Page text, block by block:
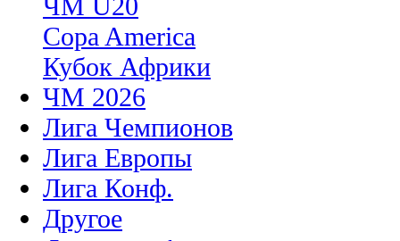
Copa America
Кубок Африки
ЧМ 2026
Лига Чемпионов
Лига Европы
Лига Конф.
Другое